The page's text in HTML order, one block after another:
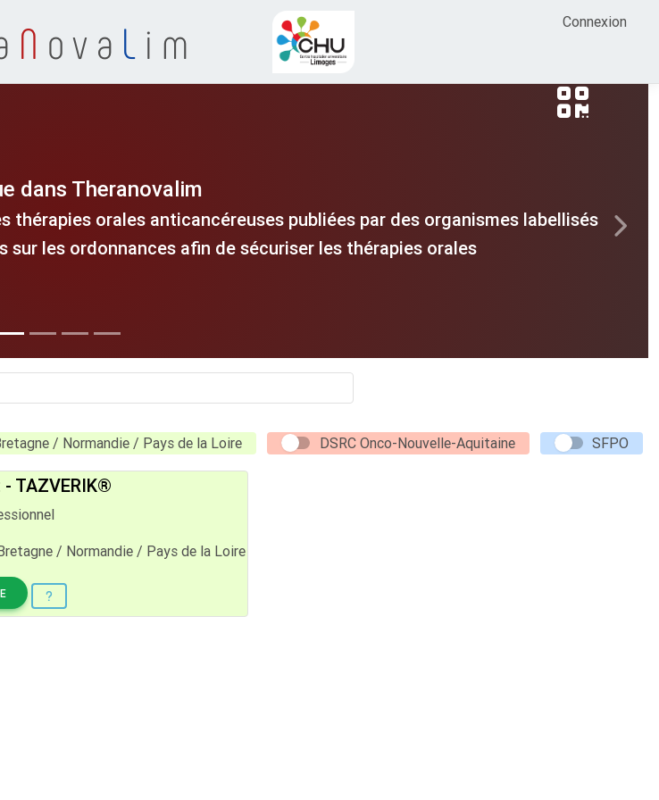
N ova L im Connexion
dans Theranovalim
orales anticancéreuses publiées par des organismes labellisés
les ordonnances afin de sécuriser les thérapies orales
Next
/ Normandie / Pays de la Loire DSRC Onco-Nouvelle-Aquitaine SFPO
TAZVERIK®
/ Normandie / Pays de la Loire